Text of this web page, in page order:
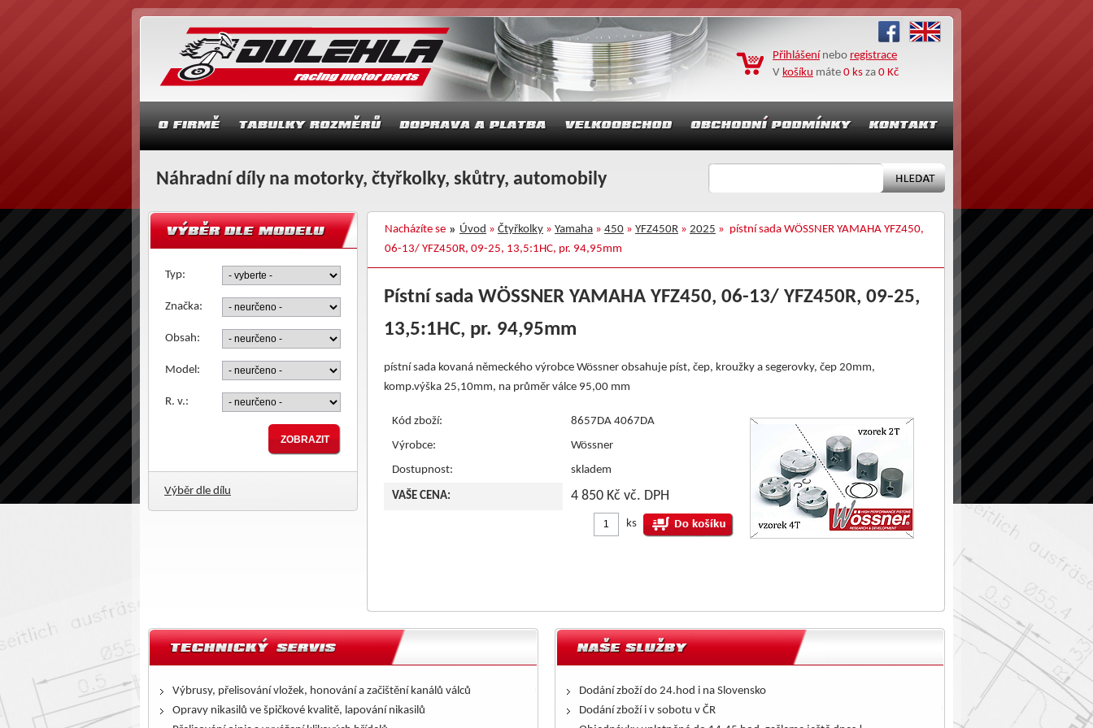
Přihlášení nebo registrace
V košíku máte 0 ks za 0 Kč
Náhradní díly na motorky, čtyřkolky, skůtry, automobily
Nacházíte se Úvod » Čtyřkolky » Yamaha » 450 » YFZ450R » 2025 » pístní sada WÖSSNER YAMAHA YFZ450,
06-13/ YFZ450R, 09-25, 13,5:1HC, pr. 94,95mm
Typ:
Značka:
Obsah:
Model:
R. v.:
Výběr dle dílu
Pístní sada WÖSSNER YAMAHA YFZ450, 06-13/ YFZ450R, 09-25,
13,5:1HC, pr. 94,95mm
pístní sada kovaná německého výrobce Wössner obsahuje píst, čep, kroužky a segerovky, čep 20mm,
komp.výška 25,10mm, na průměr válce 95,00 mm
Kód zboží:
8657DA 4067DA
Výrobce:
Wössner
Dostupnost:
skladem
VAŠE CENA: 4 850 Kč vč. DPH
ks
Výbrusy, přelisování vložek, honování a začištění kanálů válců
Opravy nikasilů ve špičkové kvalitě, lapování nikasilů
Dodání zboží do 24.hod i na Slovensko
Dodání zboží i v sobotu v ČR